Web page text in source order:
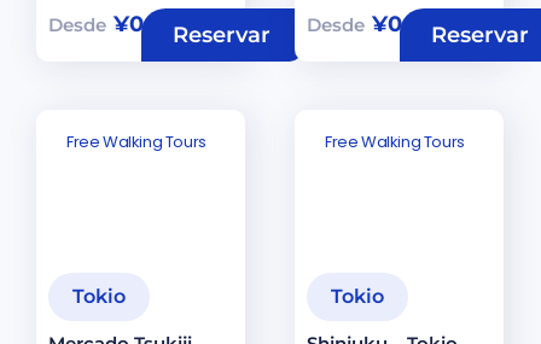
Desde ¥0 Reservar Desde ¥0 Reservar
Free Walking Tours
Tokio
Free Walking Tours
Tokio